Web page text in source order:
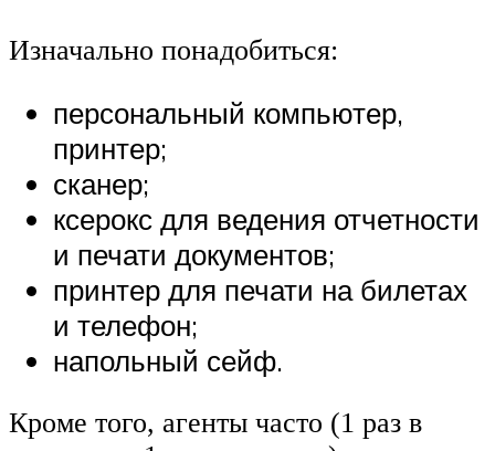
Изначально понадобиться:
персональный компьютер,
принтер;
сканер;
ксерокс для ведения отчетности
и печати документов;
принтер для печати на билетах
и телефон;
напольный сейф.
Кроме того, агенты часто (1 раз в